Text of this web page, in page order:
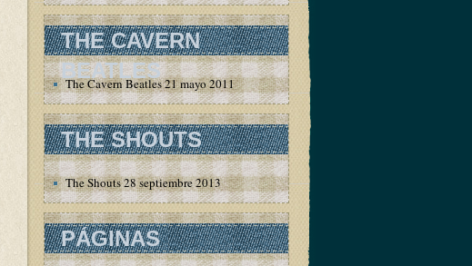
THE CAVERN
BEATLES
The Cavern Beatles 21 mayo 2011
THE SHOUTS
The Shouts 28 septiembre 2013
PÁGINAS